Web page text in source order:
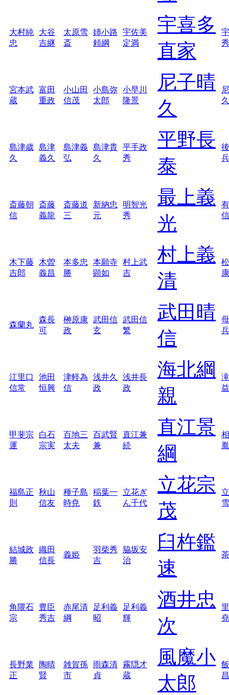
大村純
忠
大谷
吉継
太原雪
斎
姉小路
頼綱
宇佐美
定満
宇喜多
直家
宮本武
蔵
富田
重政
小山田
信茂
小島弥
太郎
小早川
隆景
尼子晴
久
久
島津歳
久
島津
義久
島津義
弘
島津貴
久
平手政
秀
平野長
泰
斎藤朝
信
斎藤
義龍
斎藤道
三
新納忠
元
明智光
秀
最上義
光
信
木下藤
吉郎
木曽
義昌
本多忠
勝
本願寺
顕如
村上武
吉
村上義
清
康
森蘭丸
森長
可
榊原康
政
武田信
玄
武田信
繁
武田晴
信
江里口
信常
池田
恒興
津軽為
信
浅井久
政
浅井長
政
海北綱
親
益
甲斐宗
運
白石
宗実
百地三
太夫
百武賢
兼
直江兼
続
直江景
綱
胤
福島正
則
秋山
信友
種子島
時尭
稲葉一
鉄
立花ぎ
ん千代
立花宗
茂
雪
結城政
勝
織田
信長
義姫
羽柴秀
吉
脇坂安
治
臼杵鑑
速
角隈石
宗
豊臣
秀吉
赤尾清
綱
足利義
昭
足利義
輝
酒井忠
次
堯
長野業
正
陶晴
賢
雑賀孫
市
雨森清
貞
霧隠才
蔵
風魔小
太郎
昌